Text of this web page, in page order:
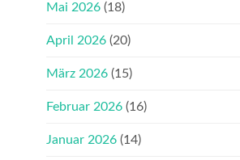
Mai 2026 (18)
April 2026 (20)
März 2026 (15)
Februar 2026 (16)
Januar 2026 (14)